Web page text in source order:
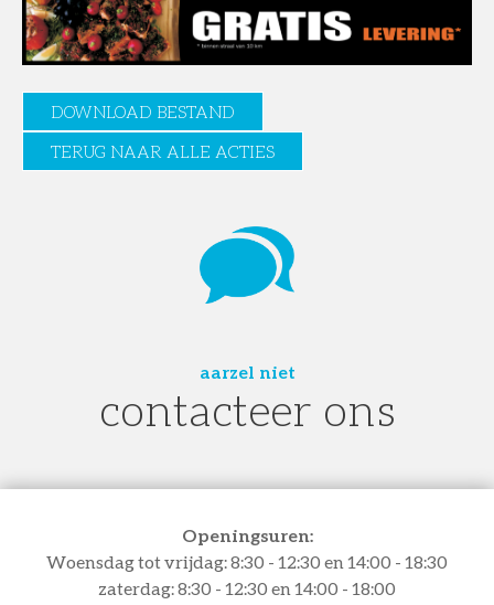
DOWNLOAD BESTAND
TERUG NAAR ALLE ACTIES
aarzel niet
contacteer ons
Openingsuren:
Woensdag tot vrijdag: 8:30 - 12:30 en 14:00 - 18:30
zaterdag: 8:30 - 12:30 en 14:00 - 18:00